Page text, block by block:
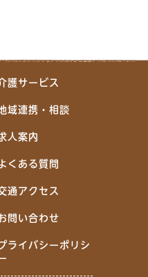
護サービス
域連携・相談
人案内
くある質問
通アクセス
問い合わせ
ライバシーポリシ